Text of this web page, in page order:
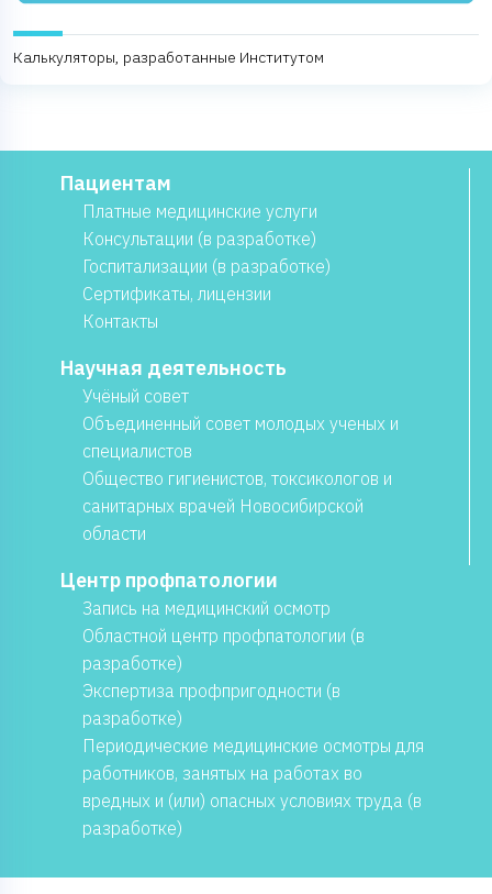
Калькуляторы, разработанные Институтом
Пациентам
Платные медицинские услуги
Консультации (в разработке)
Госпитализации (в разработке)
Сертификаты, лицензии
Контакты
Научная деятельность
Учёный совет
Объединенный совет молодых ученых и
специалистов
Общество гигиенистов, токсикологов и
санитарных врачей Новосибирской
области
Центр профпатологии
Запись на медицинский осмотр
Областной центр профпатологии (в
разработке)
Экспертиза профпригодности (в
разработке)
Периодические медицинские осмотры для
работников, занятых на работах во
вредных и (или) опасных условиях труда (в
разработке)